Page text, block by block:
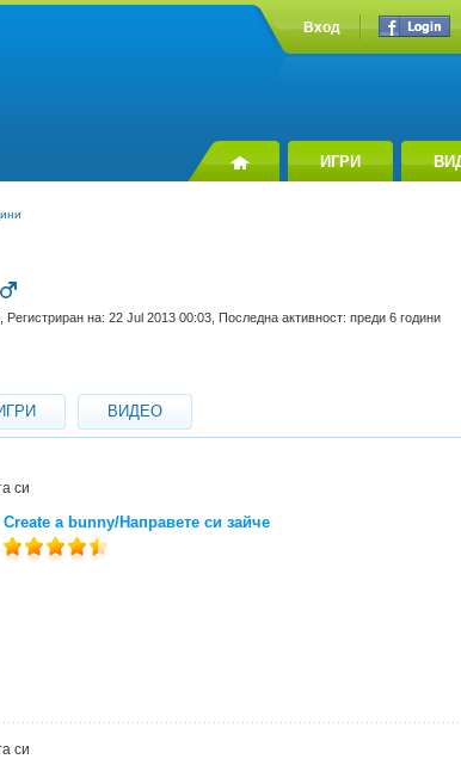
Вход
ИГРИ
Регистриран на: 22 Jul 2013 00:03, Последна активност: преди 6 години
ВИДЕО
си
Create a bunny/Направете си зайче
си